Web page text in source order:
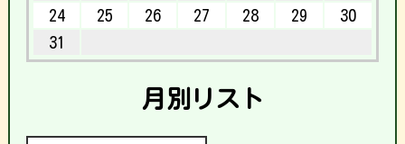
24
25 26 27 28 29
30
31
月別リスト